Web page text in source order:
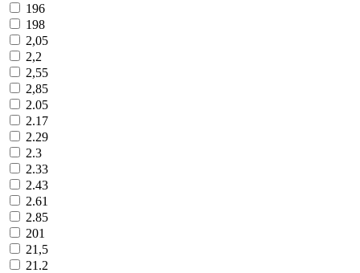
196
198
2,05
2,2
2,55
2,85
2.05
2.17
2.29
2.3
2.33
2.43
2.61
2.85
201
21,5
21.2